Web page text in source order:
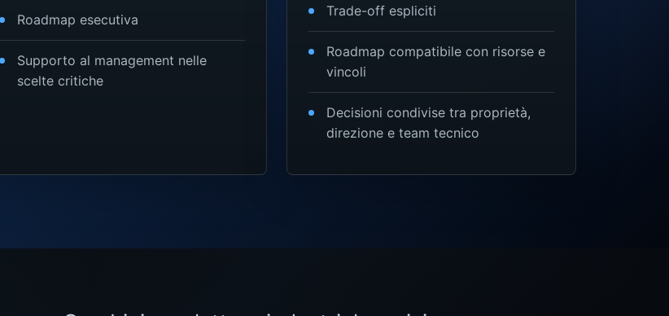
Roadmap esecutiva
Supporto al management nelle
scelte critiche
Trade-off espliciti
Roadmap compatibile con risorse e
vincoli
Decisioni condivise tra proprietà,
direzione e team tecnico